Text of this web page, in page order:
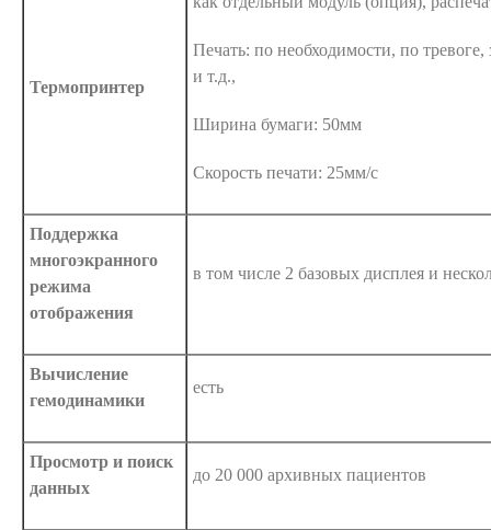
Термопринтер
Печать: по необходимости, по
и т.д.,
Ширина бумаги: 50мм
Скорость печати: 25мм/с
Поддержка
многоэкранного
режима
отображения
в том числе 2 базовых дисплея и
Вычисление
гемодинамики
есть
Просмотр и поиск
данных
до 20 000 архивных пациентов